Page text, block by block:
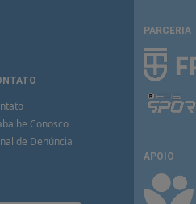
Conosco
de Denúncia
PARCERIA
APOIO